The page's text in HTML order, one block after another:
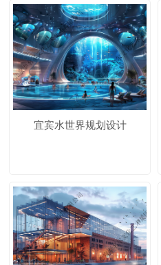
宜宾水世界规划设计